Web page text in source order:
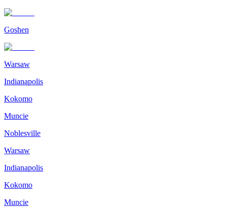
Goshen
Warsaw
Indianapolis
Kokomo
Muncie
Noblesville
Warsaw
Indianapolis
Kokomo
Muncie